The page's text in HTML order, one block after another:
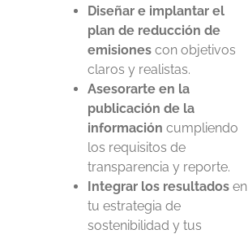
Diseñar e implantar el
plan de reducción de
emisionescon objetivos
claros y realistas.
Asesorarte en la
publicación de la
información cumpliendo
los requisitos de
transparencia y reporte.
Integrar los resultadosen
tu estrategia de
sostenibilidad y tus